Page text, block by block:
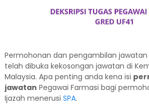
Permohonan dan pengambilan jawatan
telah dibuka kekosongan jawatan di
Malaysia. Apa penting anda kena isi
jawatan Pegawai Farmasi bagi
Ijazah menerusi SPA.